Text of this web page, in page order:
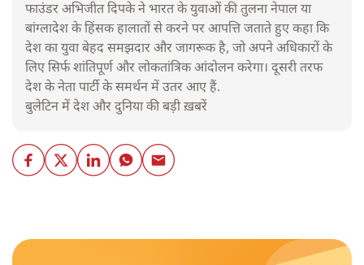
फाउंडर अभिजीत दिपके ने भारत के युवाओं की तुलना नेपाल या
बांग्लादेश के हिंसक हालातों से करने पर आपत्ति जताते हुए कहा कि
देश का युवा बेहद समझदार और जागरूक है, जो अपने अधिकारों के
लिए सिर्फ शांतिपूर्ण और लोकतांत्रिक आंदोलन करेगा। दूसरी तरफ
देश के नेता पार्टी के समर्थन में उतर आए हैं.
बुलेटिन में देश और दुनिया की बड़ी ख़बरें